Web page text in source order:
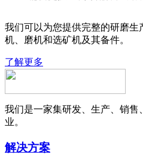
我们可以为您提供完整的研磨
机、磨机和选矿机及其备件。
了解更多
我们是一家集研发、生产、销售
业。
解决方案